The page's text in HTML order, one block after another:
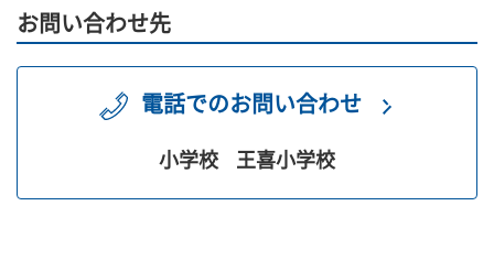
お問い合わせ先
電話でのお問い合わせ
小学校 王喜小学校